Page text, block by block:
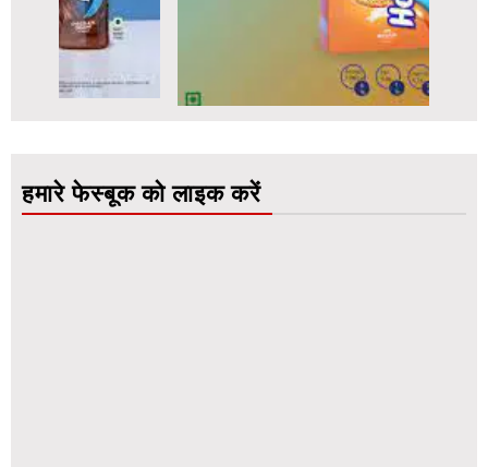
हमारे फेस्बूक को लाइक करें